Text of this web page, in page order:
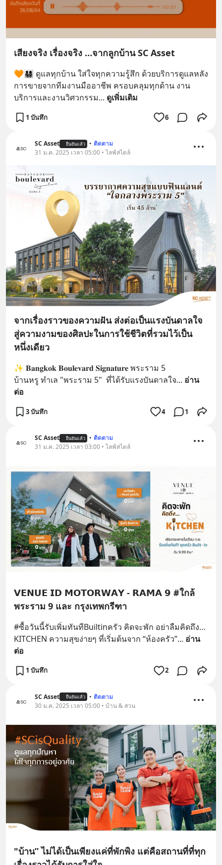
เสียงจริง เรื่องจริง …จากลูกบ้าน SC Asset
🧡👨‍👩‍👧‍👦 ดูแลทุกบ้าน ใส่ใจทุกความรู้สึก ด้วยบริการดูแลหลัง
การขายจากทีมงานมืออาชีพ ครอบคลุมทุกด้าน งาน
บริการและงานวิศวกรรม... ดูเพิ่มเติม
1 บันทึก 6
SC Asset ยืนยันแล้ว • ติดตาม
31 ม.ค. 2025 เวลา 05:00 • ไลฟ์สไตล์
จากเรื่องราวของความฝัน ส่งต่อเป็นแรงบันดาลใจ
สู่ความงามของศิลปะในการใช้ชีวิตที่รวมไว้เป็น
หนึ่งเดียว
✨ 𝐁𝐚𝐧𝐠𝐤𝐨𝐤 𝐁𝐨𝐮𝐥𝐞𝐯𝐚𝐫𝐝 𝐒𝐢𝐠𝐧𝐚𝐭𝐮𝐫𝐞 พระราม 5
บ้านหรู ทำเล "พระราม 5"  ที่ได้รับแรงบันดาลใจ... อ่าน
ต่อ
3 บันทึก 4 1
SC Asset ยืนยันแล้ว • ติดตาม
31 ม.ค. 2025 เวลา 03:00 • ไลฟ์สไตล์
𝗩𝗘𝗡𝗨𝗘 𝗜𝗗 𝗠𝗢𝗧𝗢𝗥𝗪𝗔𝗬 - 𝗥𝗔𝗠𝗔 𝟵 #ใกล้
พระราม 9 และ กรุงเทพกรีฑา
#ซื้อวันนี้รับเพิ่มทันทีBuiltinครัว คิดจะพัก อย่าลืมคิดถึง…
KITCHEN ความสุขง่ายๆ ที่เริ่มต้นจาก “ห้องครัว”... อ่าน
ต่อ
1 บันทึก 2
SC Asset ยืนยันแล้ว • ติดตาม
30 ม.ค. 2025 เวลา 05:00 • บ้าน & สวน
"บ้าน” ไม่ได้เป็นเพียงแค่ที่พักพิง แต่คือสถานที่ที่ทุก